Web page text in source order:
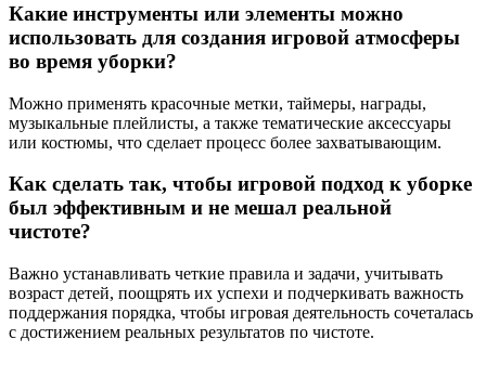
Какие инструменты или элементы можно
использовать для создания игровой атмосферы
во время уборки?
Можно применять красочные метки, таймеры, награды,
музыкальные плейлисты, а также тематические аксессуары
или костюмы, что сделает процесс более захватывающим.
Как сделать так, чтобы игровой подход к уборке
был эффективным и не мешал реальной
чистоте?
Важно устанавливать четкие правила и задачи, учитывать
возраст детей, поощрять их успехи и подчеркивать важность
поддержания порядка, чтобы игровая деятельность сочеталась
с достижением реальных результатов по чистоте.